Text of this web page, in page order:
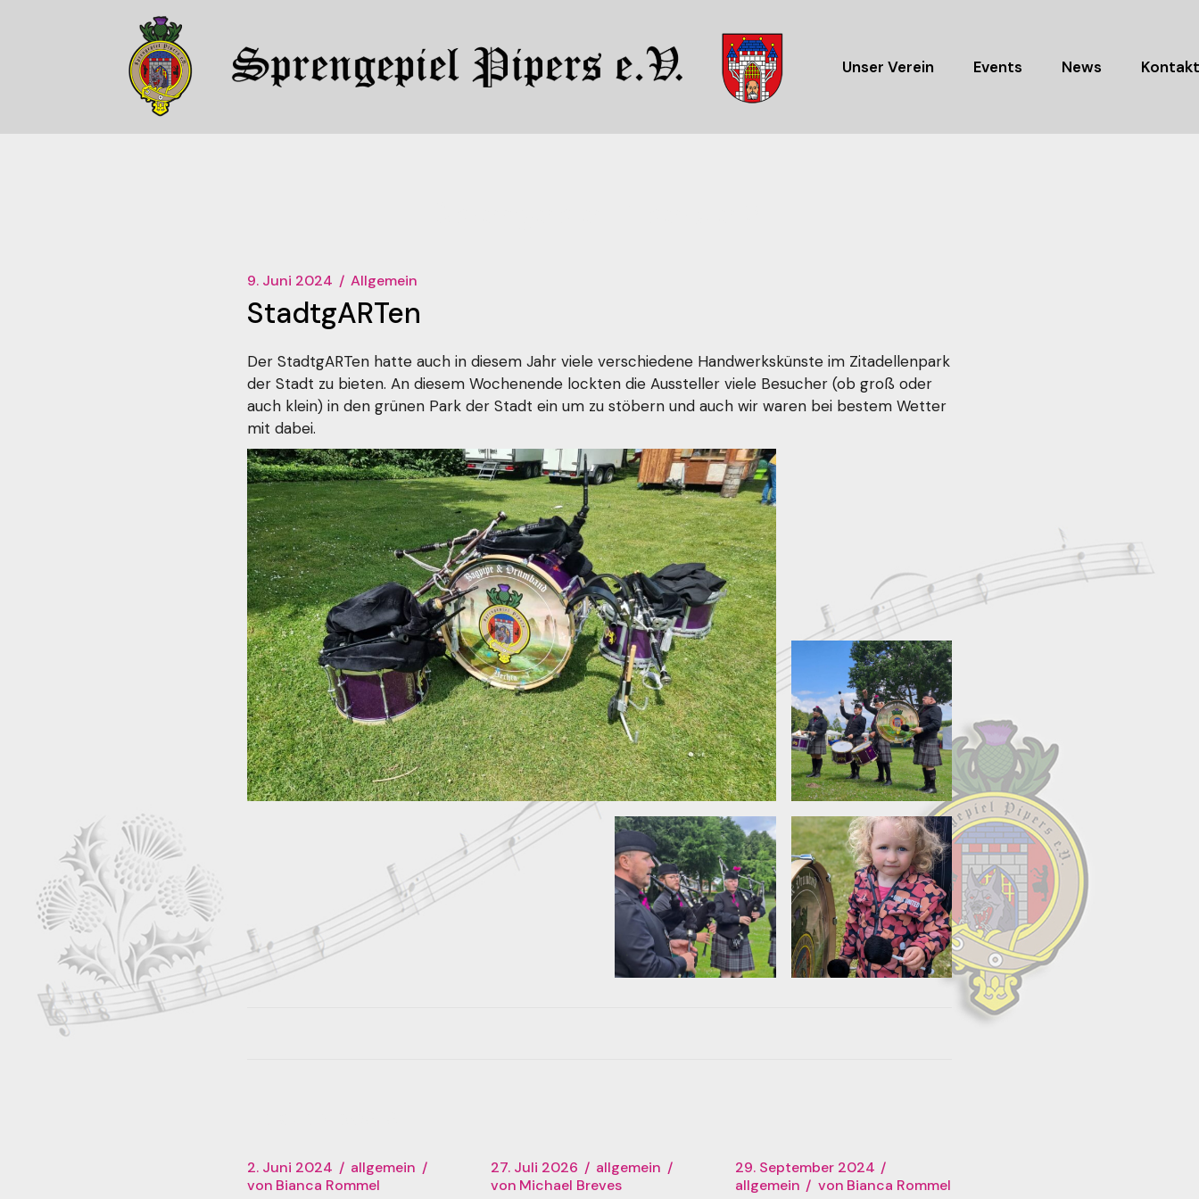
Unser Verein
Events News
9. Juni 2024 Allgemein
StadtgARTen
Der StadtgARTen hatte auch in diesem Jahr viele verschiedene Handwerkskünste im Zitadellenpark
der Stadt zu bieten. An diesem Wochenende lockten die Aussteller viele Besucher (ob groß oder
auch klein) in den grünen Park der Stadt ein um zu stöbern und auch wir waren bei bestem Wetter
mit dabei.
2. Juni 2024
allgemein
von Bianca Rommel
27. Juli 2026
allgemein
von Michael Breves
29. September 2024
allgemein
von Bianca Rommel